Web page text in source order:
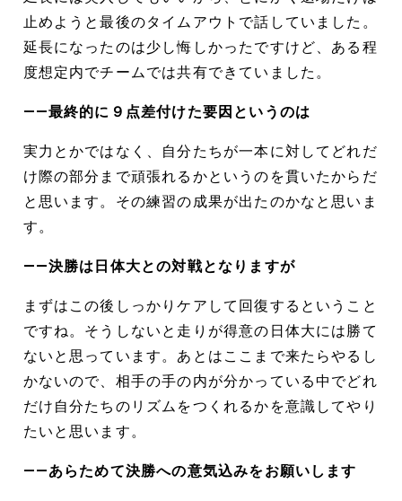
止めようと最後のタイムアウトで話していました。
延長になったのは少し悔しかったですけど、ある程
度想定内でチームでは共有できていました。
――最終的に９点差付けた要因というのは
実力とかではなく、自分たちが一本に対してどれだ
け際の部分まで頑張れるかというのを貫いたからだ
と思います。その練習の成果が出たのかなと思いま
す。
――決勝は日体大との対戦となりますが
まずはこの後しっかりケアして回復するということ
ですね。そうしないと走りが得意の日体大には勝て
ないと思っています。あとはここまで来たらやるし
かないので、相手の手の内が分かっている中でどれ
だけ自分たちのリズムをつくれるかを意識してやり
たいと思います。
――あらためて決勝への意気込みをお願いします